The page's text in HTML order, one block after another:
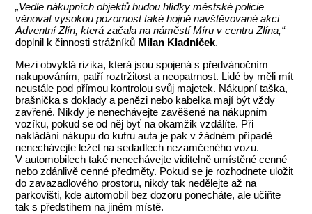
„Vedle nákupních objektů budou hlídky městské policie
věnovat vysokou pozornost také hojně navštěvované akci
Adventní Zlín, která začala na náměstí Míru v centru Zlína,“
doplnil k činnosti strážníků Milan Kladníček.
Mezi obvyklá rizika, která jsou spojená s předvánočním
nakupováním, patří roztržitost a neopatrnost. Lidé by měli mít
neustále pod přímou kontrolou svůj majetek. Nákupní taška,
brašnička s doklady a penězi nebo kabelka mají být vždy
zavřené. Nikdy je nenechávejte zavěšené na nákupním
vozíku, pokud se od něj byť na okamžik vzdálíte. Při
nakládání nákupu do kufru auta je pak v žádném případě
nenechávejte ležet na sedadlech nezamčeného vozu.
V automobilech také nenechávejte viditelně umístěné cenné
nebo zdánlivě cenné předměty. Pokud se je rozhodnete uložit
do zavazadlového prostoru, nikdy tak nedělejte až na
parkovišti, kde automobil bez dozoru ponecháte, ale učiňte
tak s předstihem na jiném místě.